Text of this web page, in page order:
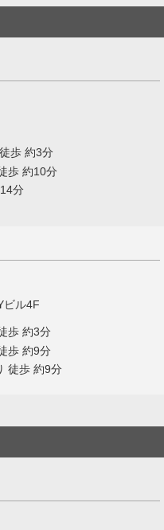
歩 約3分
歩 約10分
分
ビル4F
歩 約3分
歩 約9分
徒歩 約9分